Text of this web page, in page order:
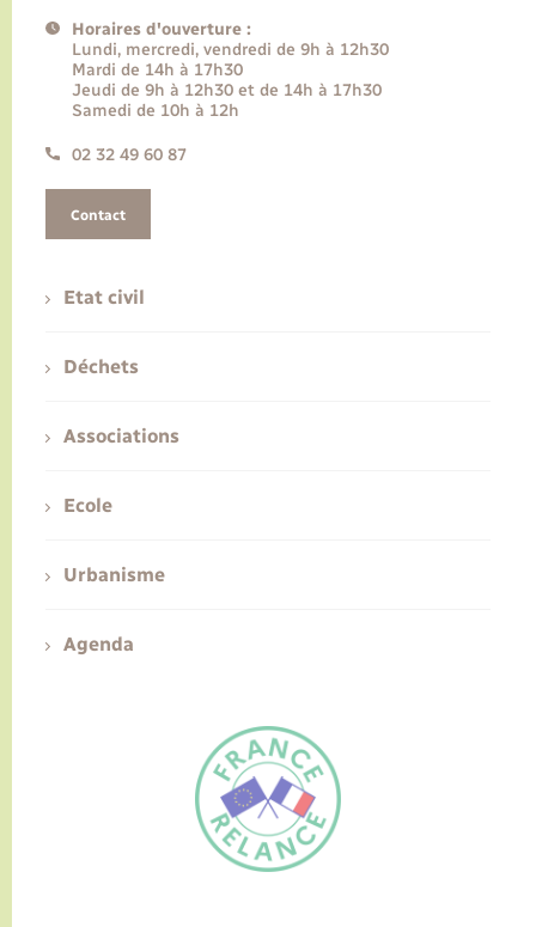
FR
Horaires d'ouverture :
Lundi, mercredi, vendredi de 9h à 12h30
Mardi de 14h à 17h30
Jeudi de 9h à 12h30 et de 14h à 17h30
Samedi de 10h à 12h
02 32 49 60 87
Contact
Etat civil
Déchets
Associations
Ecole
Urbanisme
Agenda